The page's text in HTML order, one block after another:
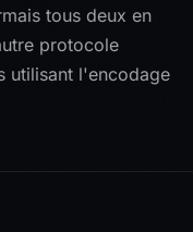
tous deux en
protocole
utilisant l'encodage